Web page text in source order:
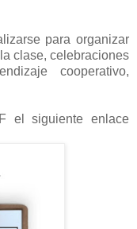
para organizar
clase, celebraciones
cooperativo,
el siguiente enlace